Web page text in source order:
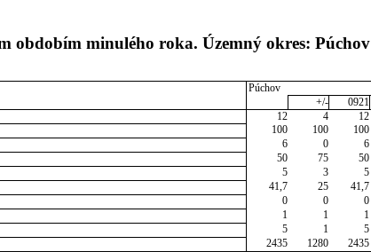
obdobím minulého roka. Územný okres: Púchov
Púchov
+/-
0921
12 4 12
100 100 100
6 0 6
50 75 50
5 3 5
41,7 25 41,7
0 0 0
1 1 1
5 1 5
2435 1280 2435